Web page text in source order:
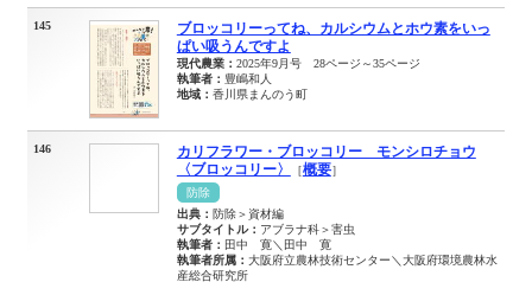
145
ブロッコリーってね、カルシウムとホウ素をいっ
ぱい吸うんですよ
現代農業： 2025年9月号 28ページ～35ページ
執筆者： 豊嶋和人
地域： 香川県まんのう町
146
カリフラワー・ブロッコリー モンシロチョウ
〈ブロッコリー〉
［概要］
防除
出典： 防除＞資材編
サブタイトル： アブラナ科＞害虫
執筆者： 田中 寛＼田中 寛
執筆者所属： 大阪府立農林技術センター＼大阪府環境農林水
産総合研究所